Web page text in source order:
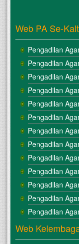
Web PA Se-
Pengadilan
Pengadilan
Pengadilan
Pengadilan
Pengadilan
Pengadilan
Pengadilan
Pengadilan
Pengadilan
Pengadilan
Pengadilan
Pengadilan
Pengadilan
Web